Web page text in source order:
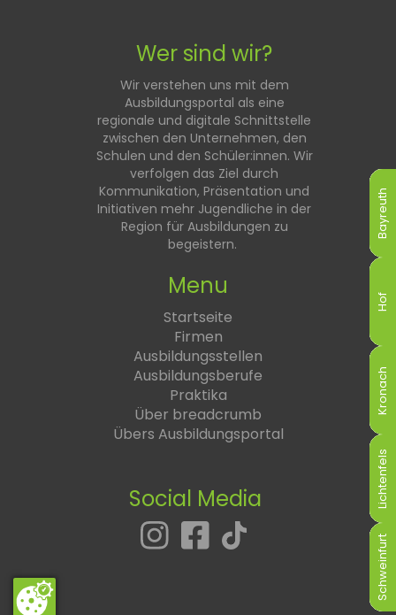
Bayreuth
Hof
Kronach
Lichtenfels
Schweinfurt
Bayreuth
Hof
Kronach
Lichtenfels
Schweinfurt
Bayreuth
Hof
Kronach
Lichtenfels
Schweinfurt
Bayreuth
Hof
Kronach
Lichtenfels
Schweinfurt
Bayreuth
Hof
Kronach
Lichtenfels
Schweinfurt
Bayreuth
Hof
Kronach
Lichtenfels
Schweinfurt
Wer sind wir?
Wir verstehen uns mit dem
Ausbildungsportal als eine
regionale und digitale Schnittstelle
zwischen den Unternehmen, den
Schulen und den Schüler:innen. Wir
verfolgen das Ziel durch
Kommunikation, Präsentation und
Initiativen mehr Jugendliche in der
Region für Ausbildungen zu
begeistern.
Menu
Startseite
Firmen
Ausbildungsstellen
Ausbildungsberufe
Praktika
Über breadcrumb
Übers Ausbildungsportal
Social Media